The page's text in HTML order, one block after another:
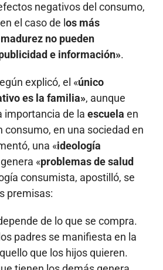
negativos del consumo,
el caso de l os más
no pueden
e información».
explicó, el «único
es la familia», aunque
importancia de la escuela en
consumo, en una sociedad en
una «ideología
«problemas de salud
consumista, apostilló, se
premisas:
de lo que se compra.
padres se manifiesta en la
que los hijos quieren.